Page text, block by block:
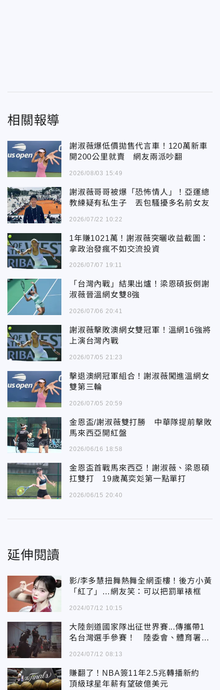
相關報導
謝淑薇爆低價拋售代言車！120萬新車
開200公里就賣 網友兩派吵翻
2026/08/03 15:49
謝淑薇哥哥被爆「恐怖情人」！亞運總
教練疑有私生子 丟包騷擾多名前女友
2026/07/22 10:22
1年賺1021萬！謝淑薇突曬收益截圖：
拿政治發瘋不如交流投資
2026/07/07 19:11
「台灣內戰」結果出爐！梁恩碩扳倒謝
淑薇晉溫網女雙8強
2026/07/06 20:41
謝淑薇擊敗澳網女雙冠軍！溫網16強將
上演台灣內戰
2026/07/05 21:23
擊退澳網冠軍組合！謝淑薇闖進溫網女
雙第三輪
2026/07/05 20:59
金恩盃/謝淑薇雙打勝 中華隊提前擊敗
馬來西亞開紅盤
2026/06/16 18:58
金恩盃首戰馬來西亞！謝淑薇、梁恩碩
扛雙打 19歲萬奕彣第一點單打
2026/06/15 20:40
延伸閱讀
影/李多慧扭舞熱舞全網歪樓！後方小黃
「紅了」…網友笑：可以把罰單裱框
2024/07/12 10:15
大陸劍道國家隊出征世界賽...傳攜帶1
名台灣選手參賽！ 陸委會、體育署回
2024/07/12 08:13
賺翻了！NBA簽11年2.5兆轉播新約
頂級球星年薪有望破億美元